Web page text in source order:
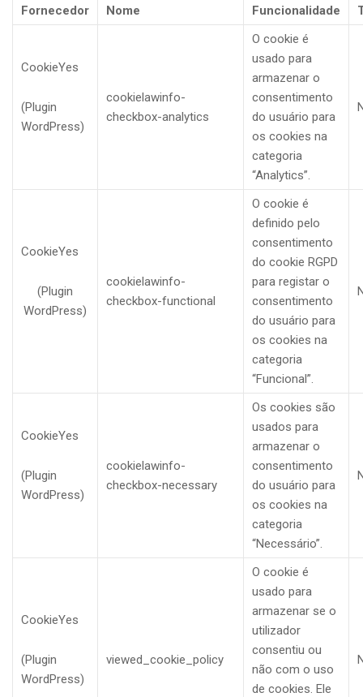
Fornecedor Nome Funcionalidade
CookieYes
(Plugin
WordPress)
cookielawinfo-
checkbox-analytics
O cookie é
usado para
armazenar o
consentimento
do usuário para
os cookies na
categoria
“Analytics”.
CookieYes
(Plugin
WordPress)
cookielawinfo-
checkbox-functional
O cookie é
definido pelo
consentimento
do cookie RGPD
para registar o
consentimento
do usuário para
os cookies na
categoria
“Funcional”.
CookieYes
(Plugin
WordPress)
cookielawinfo-
checkbox-necessary
Os cookies são
usados para
armazenar o
consentimento
do usuário para
os cookies na
categoria
“Necessário”.
CookieYes
(Plugin
WordPress)
viewed_cookie_policy
O cookie é
usado para
armazenar se o
utilizador
consentiu ou
não com o uso
de cookies. Ele